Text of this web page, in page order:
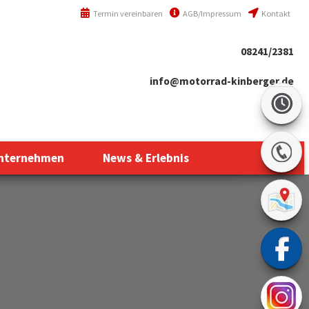
Kontakt
AGB/Impressum
Termin vereinbaren
08241/2381
info@motorrad-kinberger.de
News & Erlebnis